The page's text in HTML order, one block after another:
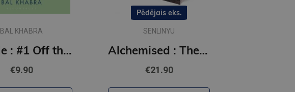
BAL KHABRA
Collide : #1 Off the Ice series
€9.90
Pēdējais eks.
SENLINYU
Alchemised : The global fantasy sensation with exclusive features
€21.90